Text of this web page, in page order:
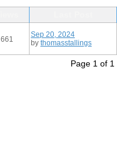
661
Sep 20, 2024
by thomasstallings
Page 1 of 1